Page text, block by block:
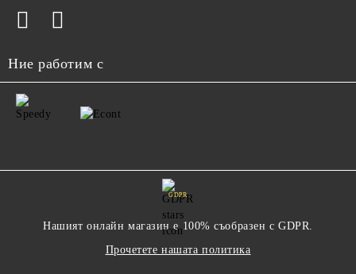
Ние работим с
GDPR
Нашият онлайн магазин е 100% съобразен с GDPR.
Прочетете нашата политика